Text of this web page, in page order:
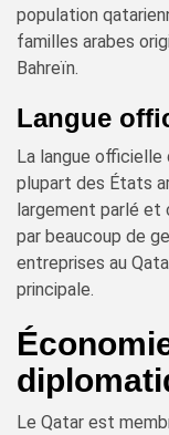
population
familles arabes
Bahreïn.
Langue
La langue officielle
plupart des États
largement parlé et
par beaucoup de
entreprises au
principale.
Le Qatar est